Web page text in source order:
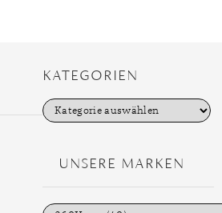
KATEGORIEN
K
a
e
UNSERE MARKEN